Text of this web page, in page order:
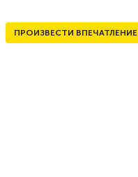
ПРОИЗВЕСТИ ВПЕЧАТЛЕНИЕ